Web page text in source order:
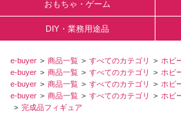
おもちゃ・ゲーム
DIY・業務用途品
e-buyer 商品一覧 すべてのカテゴリ
ホビ
e-buyer
商品一覧 すべてのカテゴリ ホビ
e-buyer
商品一覧 すべてのカテゴリ ホビ
e-buyer
商品一覧 すべてのカテゴリ ホビ
完成品フィギュア